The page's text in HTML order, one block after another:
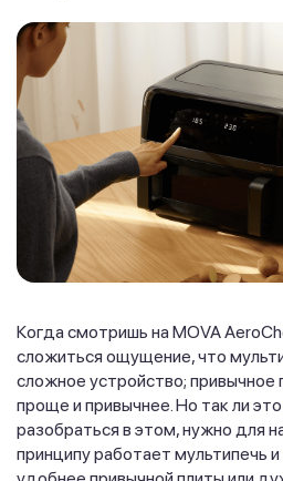
Когда смотришь на MOVA
сложиться ощущение, что
сложное устройство; привычное
проще и привычнее. Но так ли
разобраться в этом, нужно для
принципу работает мультипечь